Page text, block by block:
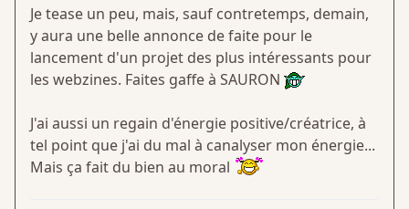
Je tease un peu, mais, sauf contretemps, demain,
y aura une belle annonce de faite pour le
lancement d'un projet des plus intéressants pour
les webzines. Faites gaffe à SAURON
J'ai aussi un regain d'énergie positive/créatrice, à
tel point que j'ai du mal à canalyser mon énergie...
Mais ça fait du bien au moral